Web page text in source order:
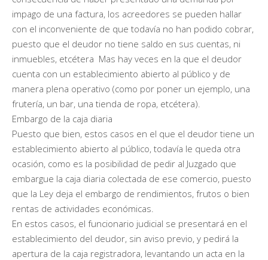
impago de una factura, los acreedores se pueden hallar
con el inconveniente de que todavía no han podido cobrar,
puesto que el deudor no tiene saldo en sus cuentas, ni
inmuebles, etcétera Mas hay veces en la que el deudor
cuenta con un establecimiento abierto al público y de
manera plena operativo (como por poner un ejemplo, una
frutería, un bar, una tienda de ropa, etcétera).
Embargo de la caja diaria
Puesto que bien, estos casos en el que el deudor tiene un
establecimiento abierto al público, todavía le queda otra
ocasión, como es la posibilidad de pedir al Juzgado que
embargue la caja diaria colectada de ese comercio, puesto
que la Ley deja el embargo de rendimientos, frutos o bien
rentas de actividades económicas.
En estos casos, el funcionario judicial se presentará en el
establecimiento del deudor, sin aviso previo, y pedirá la
apertura de la caja registradora, levantando un acta en la